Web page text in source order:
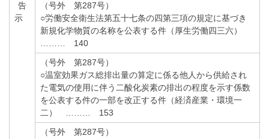
告
示
（号外 第287号）
○労働安全衛生法第五十七条の四第三項の規定に基づき
新規化学物質の名称を公表する件（厚生労働四三六）
……… 140
（号外 第287号）
○温室効果ガス総排出量の算定に係る他人から供給され
た電気の使用に伴う二酸化炭素の排出の程度を示す係数
を公表する件の一部を改正する件（経済産業・環境一
二） ……… 153
（号外 第287号）